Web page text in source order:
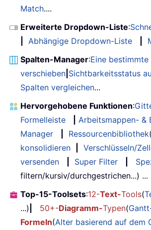
Match....
Erweiterte Dropdown-Liste:
Abhängige Dropdown-Liste
Spalten-Manager:Eine
verschieben Sichtbarkeitsstatus
Spalten vergleichen...
Hervorgehobene Funktionen:
Formelleiste
Arbeitsmappen- &
Manager
Ressourcenbibliothek
konsolidieren
Verschlüsseln/
versenden
Super Filter
filtern/kursiv/durchgestrichen...) ...
Top-15-Toolsets:12-Text-Tools(
...)
50+-Diagramm-Typen(
Formeln(Alter basierend auf dem